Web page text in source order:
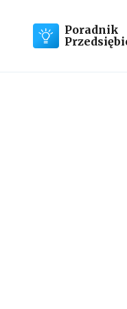
Poradnik